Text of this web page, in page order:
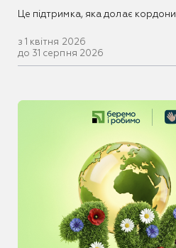
Це підтримка, яка долає кордони
з 1 квітня 2026
до 31 серпня 2026